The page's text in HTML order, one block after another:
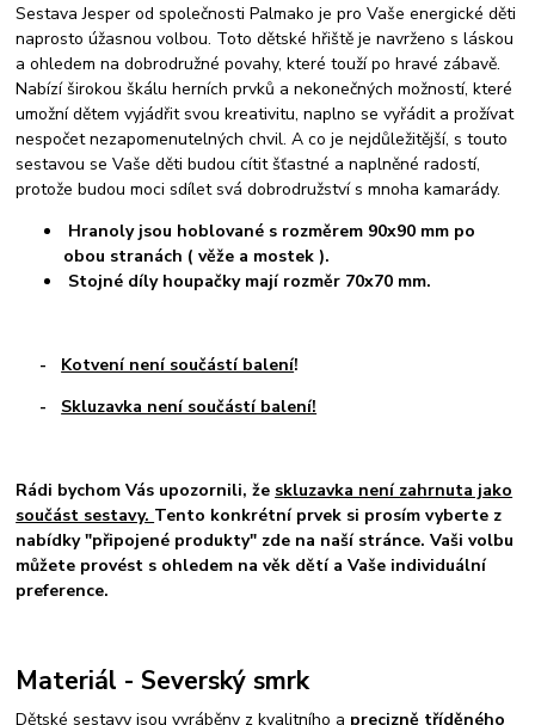
Sestava Jesper od společnosti Palmako je pro Vaše energické děti
naprosto úžasnou volbou. Toto dětské hřiště je navrženo s láskou
a ohledem na dobrodružné povahy, které touží po hravé zábavě.
Nabízí širokou škálu herních prvků a nekonečných možností, které
umožní dětem vyjádřit svou kreativitu, naplno se vyřádit a prožívat
nespočet nezapomenutelných chvil. A co je nejdůležitější, s touto
sestavou se Vaše děti budou cítit šťastné a naplněné radostí,
protože budou moci sdílet svá dobrodružství s mnoha kamarády.
Hranoly jsou hoblované s rozměrem 90x90 mm po
obou stranách ( věže a mostek ).
Stojné díly houpačky mají rozměr 70x70 mm.
- Kotvení není součástí balení!
- Skluzavka není součástí balení!
Rádi bychom Vás upozornili, že skluzavka není zahrnuta jako
součást sestavy. Tento konkrétní prvek si prosím vyberte z
nabídky "připojené produkty" zde na naší stránce. Vaši volbu
můžete provést s ohledem na věk dětí a Vaše individuální
preference.
Materiál - Severský smrk
Dětské sestavy jsou vyráběny z kvalitního a precizně tříděného